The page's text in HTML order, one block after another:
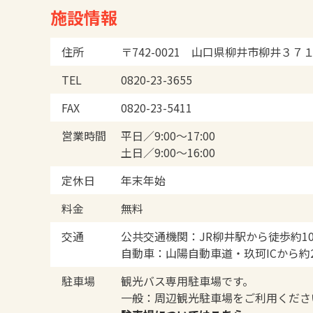
施設情報
住所
〒742-0021 山口県柳井市柳井３７
TEL
0820-23-3655
FAX
0820-23-5411
営業時間
平日／9:00～17:00
土日／9:00～16:00
定休日
年末年始
料金
無料
交通
公共交通機関：JR柳井駅から徒歩約
自動車：山陽自動車道・玖珂ICから
駐車場
観光バス専用駐車場です。
一般：周辺観光駐車場をご利用くださ